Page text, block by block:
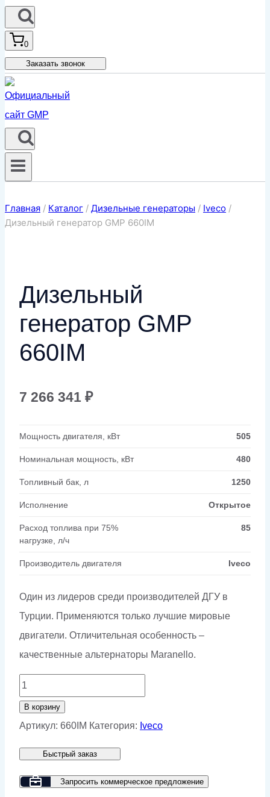
0
Заказать звонок
Главная / Каталог / Дизельные генераторы / Iveco /
Дизельный генератор GMP 660IM
Дизельный
генератор GMP
660IM
7 266 341 ₽
Мощность двигателя, кВт 505
Номинальная мощность, кВт 480
Топливный бак, л 1250
Исполнение Открытое
Расход топлива при 75%
нагрузке, л/ч
85
Производитель двигателя Iveco
Один из лидеров среди производителей ДГУ в
Турции. Применяются только лучшие мировые
двигатели. Отличительная особенность –
качественные альтернаторы Maranello.
Количество
товара
Дизельный
GMP
660IM
В корзину
Артикул: 660IM Категория: Iveco
Быстрый заказ
Запросить коммерческое предложение